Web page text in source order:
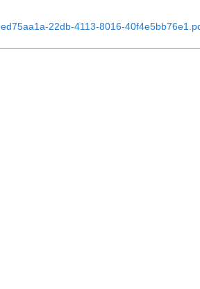
ed75aa1a-22db-4113-8016-